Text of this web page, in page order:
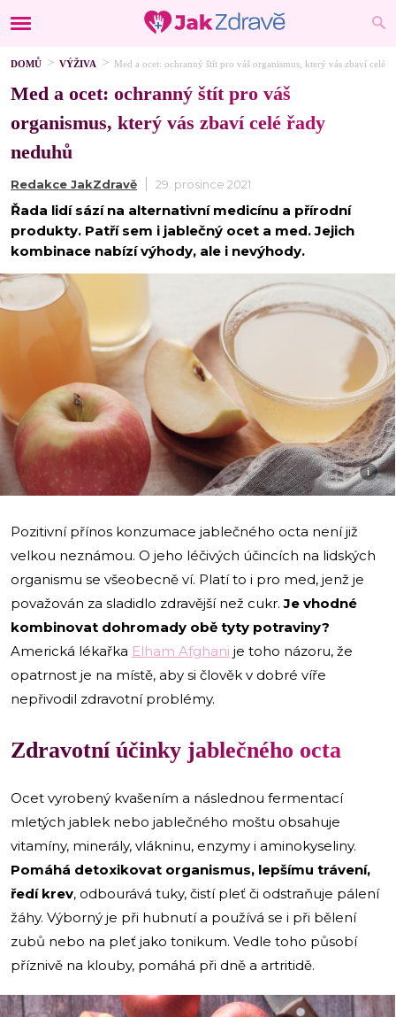
DOMŮ VÝŽIVA Med a ocet: ochranný štít pro váš organismus, který vás zbaví celé
Med a ocet: ochranný štít pro váš
organismus, který vás zbaví celé řady
neduhů
Redakce JakZdravě 29. prosince 2021
Řada lidí sází na alternativní medicínu a přírodní
produkty. Patří sem i jablečný ocet a med. Jejich
kombinace nabízí výhody, ale i nevýhody.
i
Pozitivní přínos konzumace jablečného octa není již
velkou neznámou. O jeho léčivých účincích na lidských
organismu se všeobecně ví. Platí to i pro med, jenž je
považován za sladidlo zdravější než cukr.Je vhodné
kombinovat dohromady obě tyty potraviny?
Americká lékařka Elham Afghani je toho názoru, že
opatrnost je na místě, aby si člověk v dobré víře
nepřivodil zdravotní problémy.
Zdravotní účinky jablečného octa
Ocet vyrobený kvašením a následnou fermentací
mletých jablek nebo jablečného moštu obsahuje
vitamíny, minerály, vlákninu, enzymy i aminokyseliny.
Pomáhá detoxikovat organismus, lepšímu trávení,
ředí krev, odbourává tuky, čistí pleť či odstraňuje pálení
žáhy. Výborný je při hubnutí a používá se i při bělení
zubů nebo na pleť jako tonikum. Vedle toho působí
příznivě na klouby, pomáhá při dně a artritidě.